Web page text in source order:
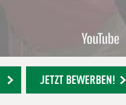
JETZT BEWERBEN!